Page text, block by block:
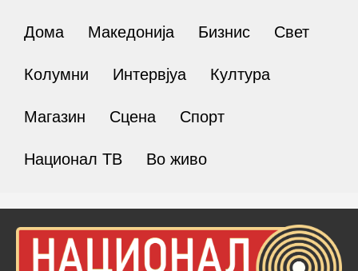
Дома Македонија Бизнис Свет
Колумни Интервјуа Култура
Магазин Сцена Спорт
Национал ТВ Во живо